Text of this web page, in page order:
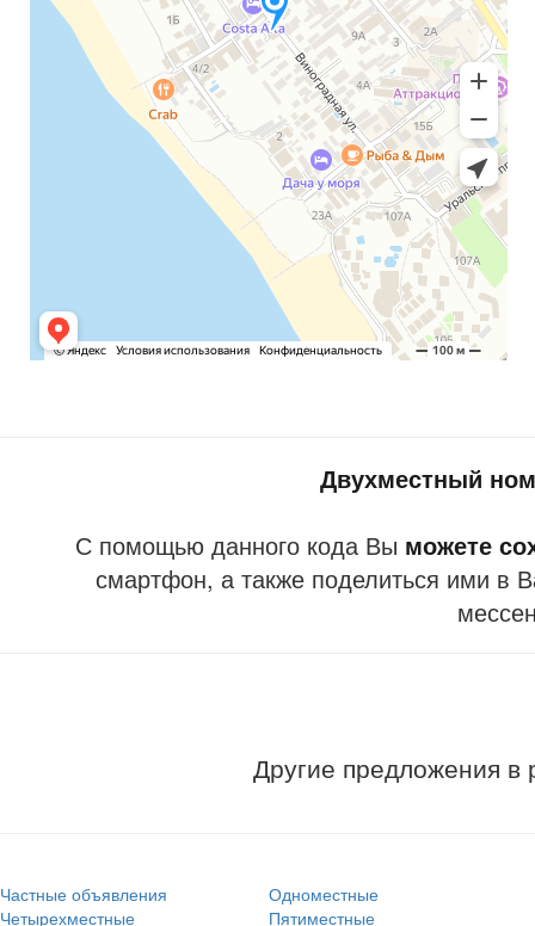
Двухместный
С помощью данного кода Вы можете
смартфон, а также поделиться ими в
Другие предложения
Частные объявления
Одноместные
Четырехместные
Пятиместные